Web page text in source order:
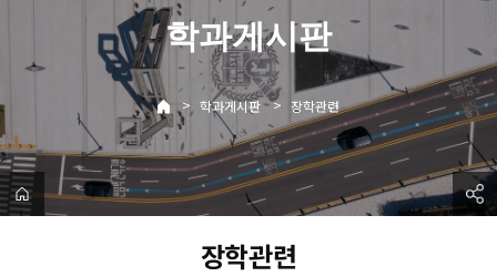
학과게시판
> 학과게시판 > 장학관련
장학관련